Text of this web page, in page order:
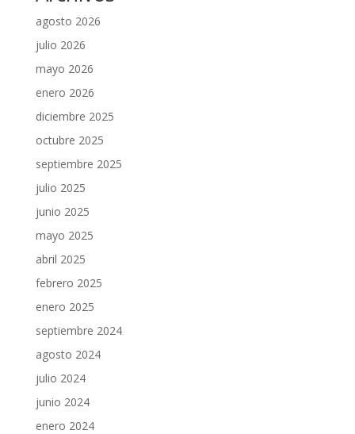
agosto 2026
julio 2026
mayo 2026
enero 2026
diciembre 2025
octubre 2025
septiembre 2025
julio 2025
junio 2025
mayo 2025
abril 2025
febrero 2025
enero 2025
septiembre 2024
agosto 2024
julio 2024
junio 2024
enero 2024